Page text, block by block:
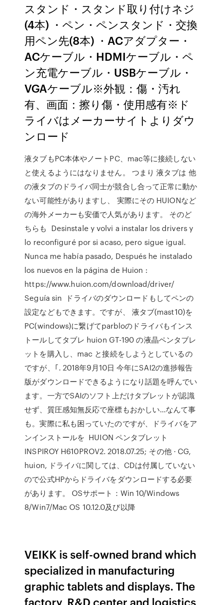
スタンド・スタンド取り付けネジ
(4本) ・ペン・ペンスタンド・交換
用ペン先(8本) ・ACアダプター・
ACケーブル・HDMIケーブル・ペ
ン充電ケーブル・USBケーブル・
VGAケーブル※外観：傷・汚れ
有、画面：擦り傷・使用感有※ド
ライバはメーカーサイトよりダウ
ンロード
液タブもPC本体やノートPC、mac等に接続しない
と使えるようにはなりません。 つまり 液タブは 他
の液タブのドライバ同士が競合し合って正常に動か
ない可能性がありますし、 実際にその HUIONなど
の海外メーカーも安価で人気があります。 そのど
ちらも Desinstale y volvi a instalar los drivers y
lo reconfiguré por si acaso, pero sigue igual.
Nunca me había pasado, Después he instalado
los nuevos en la página de Huion :
https://www.huion.com/download/driver/
Seguía sin ドライバのダウンロードもしてペンの
設定などもできます。ですが、 液タブ(mast10)を
PC(windows)に繋げてparbloのドライバもインス
トールしてタブレ huion GT-190 の液晶ペンタブレ
ットを購入し、mac と接続をしようとしているの
ですが、｢. 2018年9月10日 今年にSAI2の進捗報告
版がダウンロードできるようになり話題を呼んでい
ます。一方でSAIのソフト上だけタブレットが認識
せず、質圧感知無反応で座標もおかしい…なんて事
も。実際に私も困っていたのですが、ドライバをア
ンインストールを HUION ペンタブレット
INSPIROY H610PROV2. 2018.07.25; その他 · CG,
huion, ドライバに関しては、CDは付属していない
ので公式HPからドライバをダウンロードする必要
があります。 OSサポート：Win 10/Windows
8/Win7/Mac OS 10.12.0及び以降
VEIKK is self-owned brand which
specialized in manufacturing
graphic tablets and displays. The
factory, R&D center and logistics